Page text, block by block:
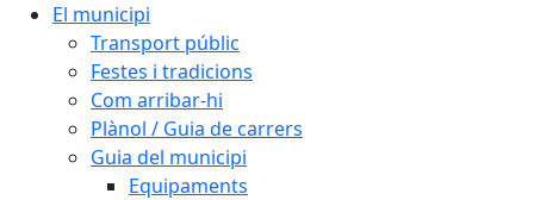
El municipi
Transport públic
Festes i tradicions
Com arribar-hi
Plànol / Guia de carrers
Guia del municipi
Equipaments